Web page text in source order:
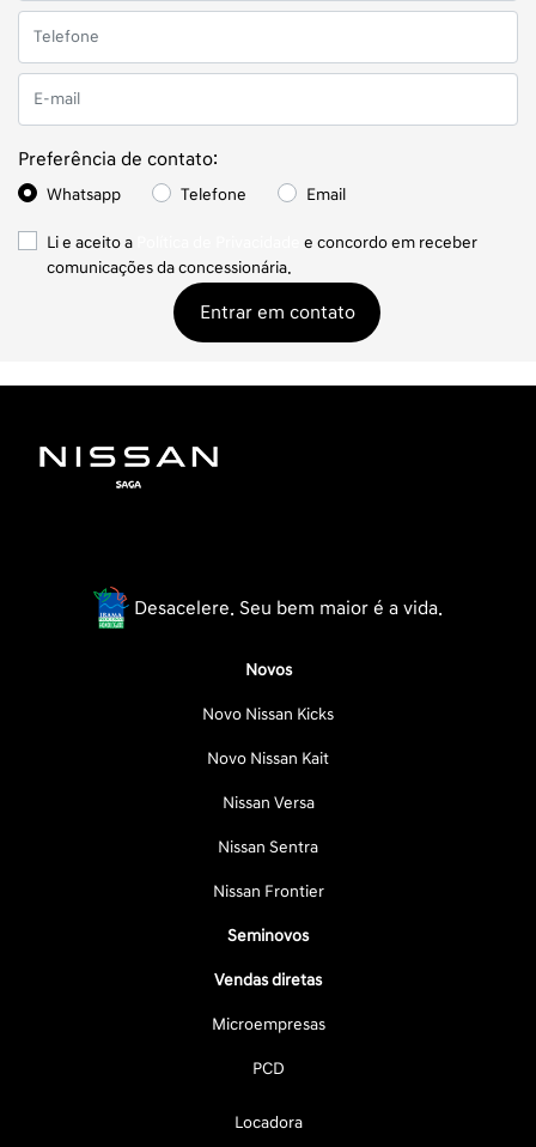
Preferência de contato:
Whatsapp Telefone Email
Li e aceito a
e concordo em receber
comunicações da concessionária.
Entrar em contato
Desacelere. Seu bem maior é a vida.
Novos
Novo Nissan Kicks
Novo Nissan Kait
Nissan Versa
Nissan Sentra
Nissan Frontier
Seminovos
Vendas diretas
Microempresas
PCD
Locadora